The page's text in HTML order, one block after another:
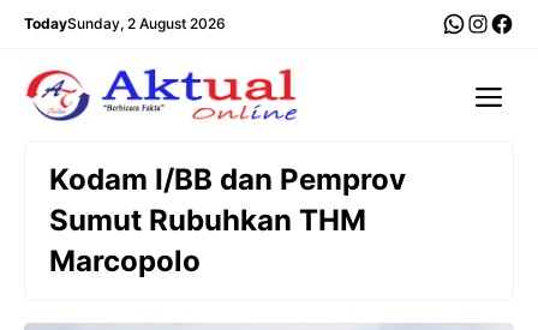
Langsung
TodaySunday, 2 August 2026
Kodam I/BB dan Pemprov
Sumut Rubuhkan THM
Marcopolo